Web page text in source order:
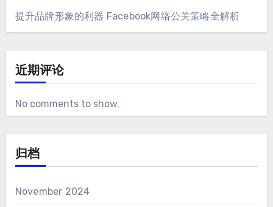
提升品牌形象的利器 Facebook网络公关策略全解析
近期评论
No comments to show.
归档
November 2024